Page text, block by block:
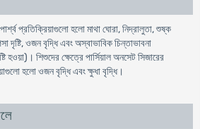
প্রতিক্রিয়াগুলো হলো মাথা ঘোরা, নিদ্রালুতা, শুষ্ক
দৃষ্টি, ওজন বৃদ্ধি এবং অস্বাভাবিক চিন্তাভাবনা
হওয়া)। শিশুদের ক্ষেত্রে পার্সিয়াল অনসেট সিজারের
হলো ওজন বৃদ্ধি এবং ক্ষুধা বৃদ্ধি।